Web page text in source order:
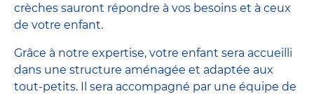
crèches sauront répondre à vos besoins et à ceux
de votre enfant.
Grâce à notre expertise, votre enfant sera accueilli
dans une structure aménagée et adaptée aux
tout-petits. Il sera accompagné par une équipe de